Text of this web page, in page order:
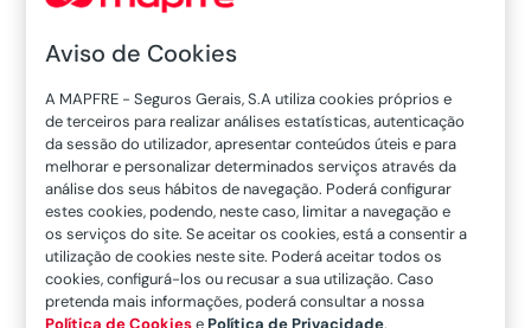
11/01/22
com mais de 135 cm com cinto de segurança. Tal
como determina a lei, é fundamental que os
Aviso de Cookies
A MAPFRE - Seguros Gerais, S.A utiliza cookies próprios e
de terceiros para realizar análises estatísticas, autenticação
da sessão do utilizador, apresentar conteúdos úteis e para
melhorar e personalizar determinados serviços através da
análise dos seus hábitos de navegação. Poderá configurar
estes cookies, podendo, neste caso, limitar a navegação e
os serviços do site. Se aceitar os cookies, está a consentir a
utilização de cookies neste site. Poderá aceitar todos os
cookies, configurá-los ou recusar a sua utilização. Caso
pretenda mais informações, poderá consultar a nossa
Política de CookiesePolítica de Privacidade.